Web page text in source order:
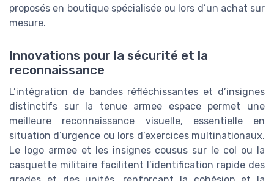
proposés en boutique spécialisée ou lors d’un achat sur
mesure.
Innovations pour la sécurité et la
reconnaissance
L’intégration de bandes réfléchissantes et d’insignes
distinctifs sur la tenue armee espace permet une
meilleure reconnaissance visuelle, essentielle en
situation d’urgence ou lors d’exercices multinationaux.
Le logo armee et les insignes cousus sur le col ou la
casquette militaire facilitent l’identification rapide des